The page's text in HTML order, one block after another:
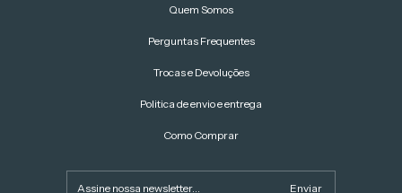
Quem Somos
Perguntas Frequentes
Trocas e Devoluções
Politica de envio e entrega
Como Comprar